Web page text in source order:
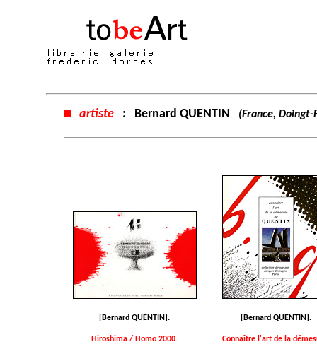
artiste : Bernard QUENTIN (France,
[Bernard QUENTIN].
Hiroshima / Homo 2000.
[Bernard QUENTIN].
Connaître l'art de la